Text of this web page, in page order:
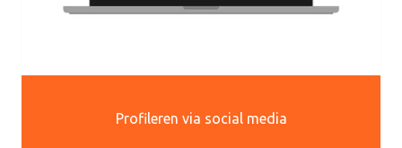
Profileren via social media